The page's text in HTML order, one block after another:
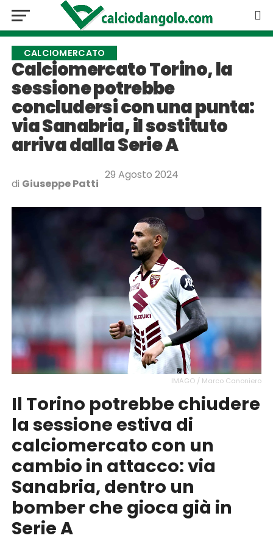
CALCIOMERCATO
Calciomercato Torino, la
sessione potrebbe
concludersi con una punta:
via Sanabria, il sostituto
arriva dalla Serie A
di Giuseppe Patti
29 Agosto 2024
IMAGO / Marco Canoniero
Il Torino potrebbe chiudere
la sessione estiva di
calciomercato con un
cambio in attacco: via
Sanabria, dentro un
bomber che gioca già in
Serie A